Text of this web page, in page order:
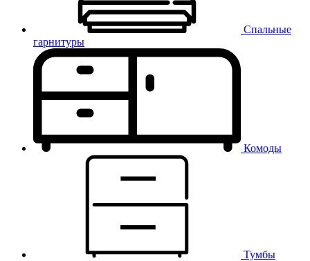
Спальные
гарнитуры
Комоды
Тумбы